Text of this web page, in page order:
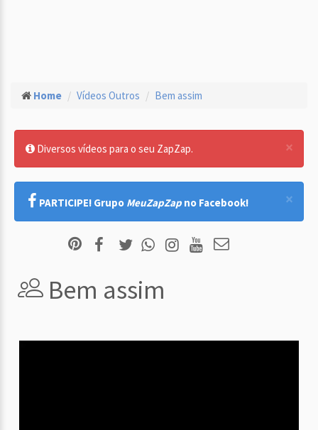
Home Vídeos Outros Bem assim
×
Diversos vídeos para o seu ZapZap.
×
PARTICIPE! Grupo MeuZapZap no Facebook!
Bem assim